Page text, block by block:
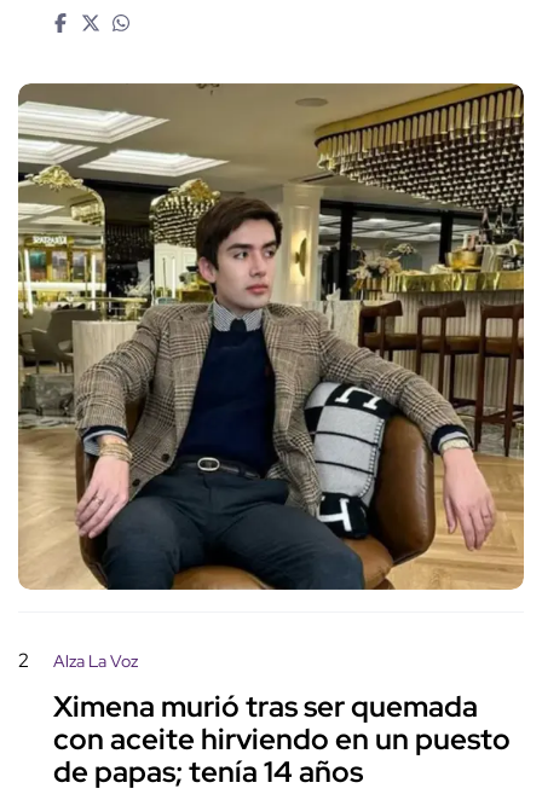
2 Alza La Voz
Ximena murió tras ser quemada
con aceite hirviendo en un puesto
de papas; tenía 14 años